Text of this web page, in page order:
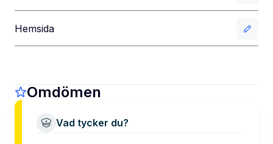
Hemsida
Omdömen
Vad tycker du?